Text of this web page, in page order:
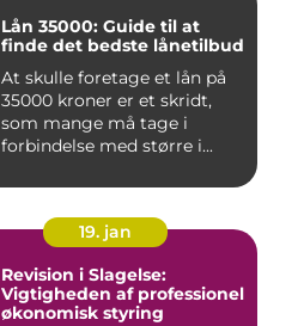
Lån 35000: Guide til at
finde det bedste lånetilbud
At skulle foretage et lån på
35000 kroner er et skridt,
som mange må tage i
forbindelse med større i...
19. jan
Revision i Slagelse:
Vigtigheden af professionel
økonomisk styring